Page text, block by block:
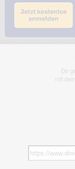
Das dargestellte Bild
übernimmt keinerlei
jedoch bei
Dir
mit